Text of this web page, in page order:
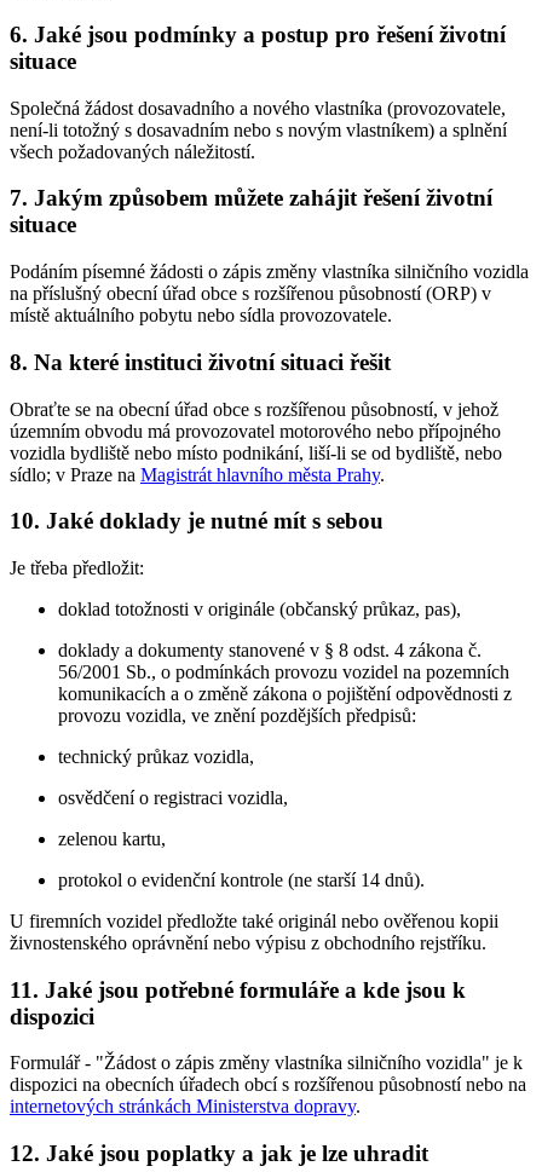
6. Jaké jsou podmínky a postup pro řešení životní
situace
Společná žádost dosavadního a nového vlastníka (provozovatele,
není-li totožný s dosavadním nebo s novým vlastníkem) a splnění
všech požadovaných náležitostí.
7. Jakým způsobem můžete zahájit řešení životní
situace
Podáním písemné žádosti o zápis změny vlastníka silničního vozidla
na příslušný obecní úřad obce s rozšířenou působností (ORP) v
místě aktuálního pobytu nebo sídla provozovatele.
8. Na které instituci životní situaci řešit
Obraťte se na obecní úřad obce s rozšířenou působností, v jehož
územním obvodu má provozovatel motorového nebo přípojného
vozidla bydliště nebo místo podnikání, liší-li se od bydliště, nebo
sídlo; v Praze na Magistrát hlavního města Prahy.
10. Jaké doklady je nutné mít s sebou
Je třeba předložit:
doklad totožnosti v originále (občanský průkaz, pas),
doklady a dokumenty stanovené v § 8 odst. 4 zákona č.
56/2001 Sb., o podmínkách provozu vozidel na pozemních
komunikacích a o změně zákona o pojištění odpovědnosti z
provozu vozidla, ve znění pozdějších předpisů:
technický průkaz vozidla,
osvědčení o registraci vozidla,
zelenou kartu,
protokol o evidenční kontrole (ne starší 14 dnů).
U firemních vozidel předložte také originál nebo ověřenou kopii
živnostenského oprávnění nebo výpisu z obchodního rejstříku.
11. Jaké jsou potřebné formuláře a kde jsou k
dispozici
Formulář - "Žádost o zápis změny vlastníka silničního vozidla" je k
dispozici na obecních úřadech obcí s rozšířenou působností nebo na
internetových stránkách Ministerstva dopravy.
12. Jaké jsou poplatky a jak je lze uhradit